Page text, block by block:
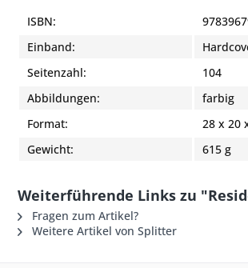
ISBN:
Einband:
Seitenzahl:
104
Abbildungen:
farbig
Format:
28 x 20
Gewicht:
615 g
Weiterführende Links zu
Fragen zum Artikel?
Weitere Artikel von Splitter